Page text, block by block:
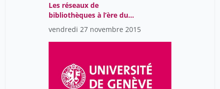
Les réseaux de
bibliothèques à l’ère du
cloud – que partager ?
comment travailler ?
vendredi 27 novembre 2015